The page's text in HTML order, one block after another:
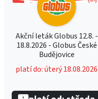
Akční leták Globus 12.8. -
18.8.2026 - Globus České
Budějovice
platí do: úterý 18.08.2026